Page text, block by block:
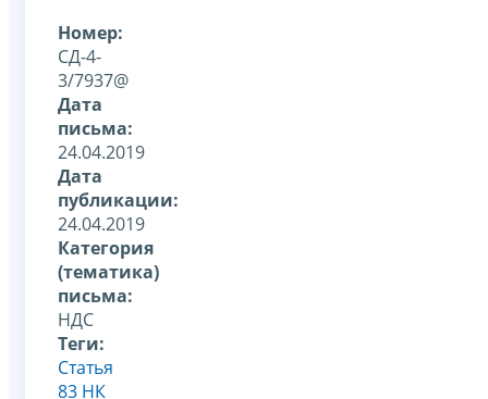
Номер:
СД-4-
3/7937@
Дата
письма:
24.04.2019
Дата
публикации:
24.04.2019
Категория
(тематика)
письма:
НДС
Теги:
Статья
83 НК